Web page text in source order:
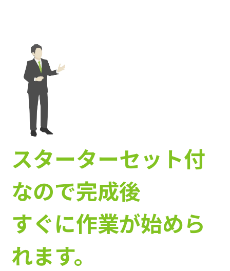
スターターセット付
なので完成後
すぐに作業が始めら
れます。